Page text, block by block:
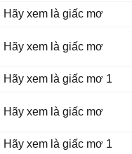
Hãy xem là giấc mơ
Hãy xem là giấc mơ
Hãy xem là giấc mơ 1
Hãy xem là giấc mơ
Hãy xem là giấc mơ 1